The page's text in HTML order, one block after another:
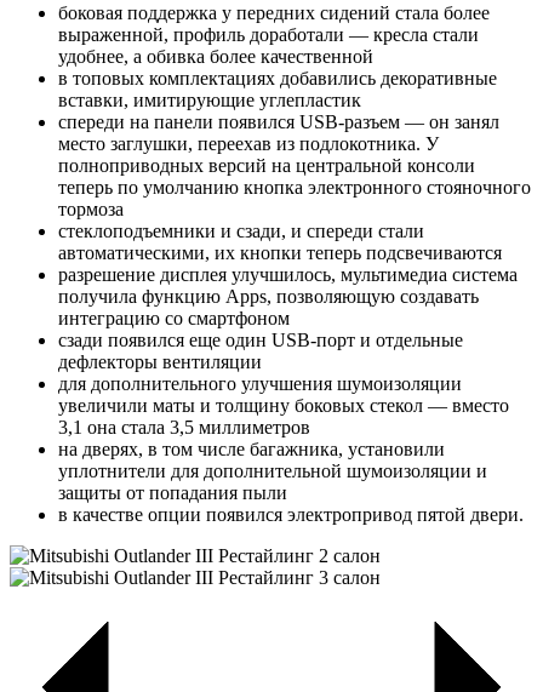
боковая поддержка у передних сидений стала более
выраженной, профиль доработали — кресла стали
удобнее, а обивка более качественной
в топовых комплектациях добавились декоративные
вставки, имитирующие углепластик
спереди на панели появился USB-разъем — он занял
место заглушки, переехав из подлокотника. У
полноприводных версий на центральной консоли
теперь по умолчанию кнопка электронного стояночного
тормоза
стеклоподъемники и сзади, и спереди стали
автоматическими, их кнопки теперь подсвечиваются
разрешение дисплея улучшилось, мультимедиа система
получила функцию Apps, позволяющую создавать
интеграцию со смартфоном
сзади появился еще один USB-порт и отдельные
дефлекторы вентиляции
для дополнительного улучшения шумоизоляции
увеличили маты и толщину боковых стекол — вместо
3,1 она стала 3,5 миллиметров
на дверях, в том числе багажника, установили
уплотнители для дополнительной шумоизоляции и
защиты от попадания пыли
в качестве опции появился электропривод пятой двери.